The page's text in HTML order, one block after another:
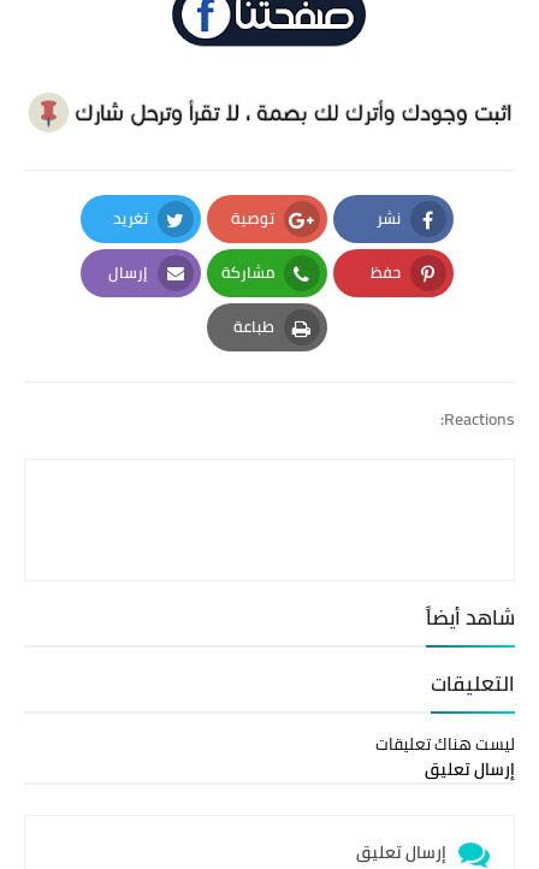
نشر
Facebook
توصية
Google Plus
تغريد
Twitter
حفظ
Pinterest
مشاركة
Whatsapp
إرسال
Email
طباعة
Print
Reactions:
شاهد أيضاً
التعليقات
ليست هناك تعليقات
إرسال تعليق
إرسال تعليق